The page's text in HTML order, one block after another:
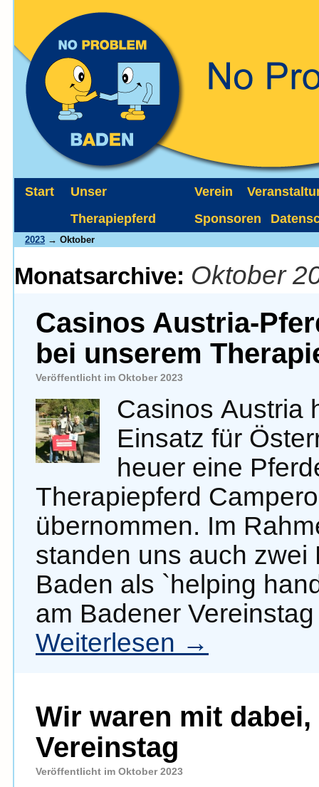
Start
Unser
Therapiepferd
Verein
Sponsoren
2023 → Oktober
Monatsarchive: Oktober
Casinos Austria-
bei unserem
Veröffentlicht im Oktober 2023
Casinos Austria
Einsatz für
heuer eine
Therapiepferd
übernommen. Im
standen uns auch
Baden als `helping
am Badener
Weiterlesen →
Wir waren mit
Vereinstag
Veröffentlicht im Oktober 2023